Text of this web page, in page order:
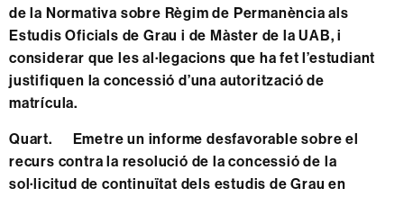
de la Normativa sobre Règim de Permanència als
Estudis Oficials de Grau i de Màster de la UAB, i
considerar que les al·legacions que ha fet l’estudiant
justifiquen la concessió d’una autorització de
matrícula.
Quart. Emetre un informe desfavorable sobre el
recurs contra la resolució de la concessió de la
sol·licitud de continuïtat dels estudis de Grau en